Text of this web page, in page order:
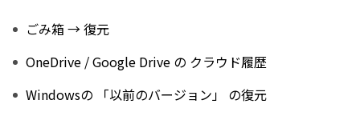
ごみ箱 → 復元
OneDrive / Google Drive の クラウド履歴
Windowsの 「以前のバージョン」 の復元